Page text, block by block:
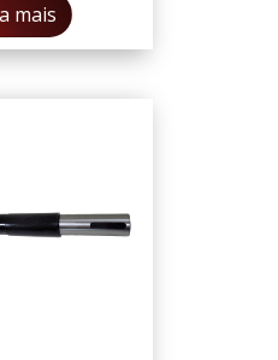
mais